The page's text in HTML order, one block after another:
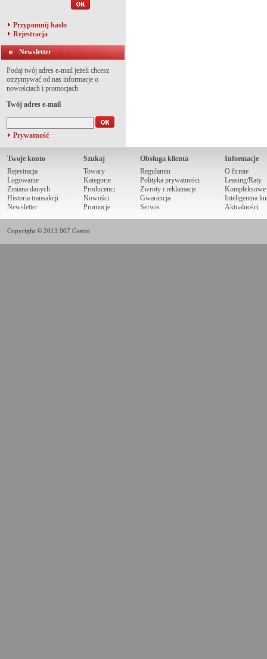
Przypomnij hasło
Rejestracja
Newsletter
Podaj twój adres e-mail jeżeli chcesz
otrzymywać od nas informacje o
nowościach i promocjach
Twój adres e-mail
Prywatność
Twoje konto
Rejestracja
Logowanie
Zmiana danych
Historia transakcji
Newsletter
Szukaj
Towary
Kategorie
Producenci
Nowości
Promocje
Obsługa klienta
Regulamin
Polityka prywatności
Zwroty i reklamacje
Gwarancja
Serwis
Informacje
O firmie
Leasing/Raty
Kompleksowe
Inteligentna
Aktualności
Copyright © 2013 007 Gastro